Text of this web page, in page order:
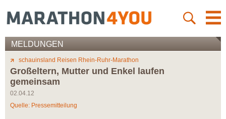
MELDUNGEN
schauinsland Reisen Rhein-Ruhr-Marathon
Großeltern, Mutter und Enkel laufen
gemeinsam
02.04.12
Quelle: Pressemitteilung